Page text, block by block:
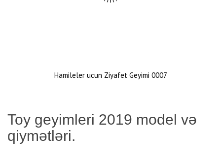
Hamileler ucun Ziyafet Geyimi 0007
Toy geyimleri 2019 model və
qiymətləri.